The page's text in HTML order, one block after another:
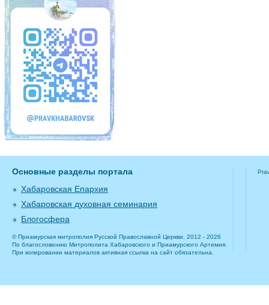
Основные разделы портала
Хабаровская Епархия
Хабаровская духовная семинария
Блогосфера
© Приамурская митрополия Русской Православной Церкви, 2012 - 2026
По благословению Митрополита Хабаровского и Приамурского Артемия.
При копировании материалов активная ссылка на сайт обязательна.